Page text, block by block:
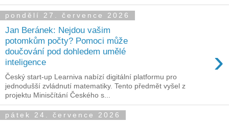
pondělí 27. července 2026
Jan Beránek: Nejdou vašim
potomkům počty? Pomoci může
doučování pod dohledem umělé
inteligence
›
Český start-up Learniva nabízí digitální platformu pro
jednodušší zvládnutí matematiky. Tento předmět vyšel z
projektu Minisčítání Českého s...
pátek 24. července 2026